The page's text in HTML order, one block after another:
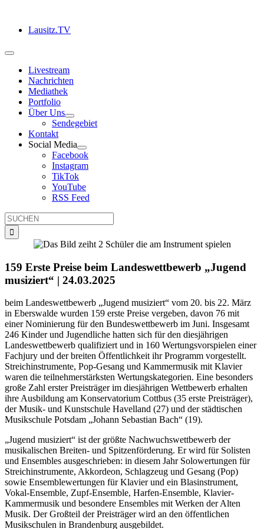
springenLausitz.TV
Toggle
NavigationLivestream
Nachrichten
Mediathek
Portfolio
Über Uns
Sendegebiet
Kontakt
Social Media
Facebook
Instagram
TikTok
YouTube
RSS Feed
Suche
nach:
159 Erste Preise beim Landeswettbewerb „Jugend
musiziert“ | 24.03.2025
beim Landeswettbewerb „Jugend musiziert“ vom 20. bis 22. März
in Eberswalde wurden 159 erste Preise vergeben, davon 76 mit
einer Nominierung für den Bundeswettbewerb im Juni. Insgesamt
246 Kinder und Jugendliche hatten sich für den diesjährigen
Landeswettbewerb qualifiziert und in 160 Wertungsvorspielen einer
Fachjury und der breiten Öffentlichkeit ihr Programm vorgestellt.
Streichinstrumente, Pop-Gesang und Kammermusik mit Klavier
waren die teilnehmerstärksten Wertungskategorien. Eine besonders
große Zahl erster Preisträger im diesjährigen Wettbewerb erhalten
ihre Ausbildung am Konservatorium Cottbus (35 erste Preisträger),
der Musik- und Kunstschule Havelland (27) und der städtischen
Musikschule Potsdam „Johann Sebastian Bach“ (19).
„Jugend musiziert“ ist der größte Nachwuchswettbewerb der
musikalischen Breiten- und Spitzenförderung. Er wird für Solisten
und Ensembles ausgeschrieben: in diesem Jahr Solowertungen für
Streichinstrumente, Akkordeon, Schlagzeug und Gesang (Pop)
sowie Ensemblewertungen für Klavier und ein Blasinstrument,
Vokal-Ensemble, Zupf-Ensemble, Harfen-Ensemble, Klavier-
Kammermusik und besondere Ensembles mit Werken der Alten
Musik. Der Großteil der Preisträger wird an den öffentlichen
Musikschulen in Brandenburg ausgebildet.